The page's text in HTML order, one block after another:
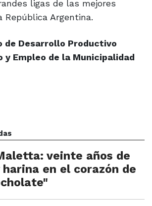
ligas de las mejores
República Argentina.
de Desarrollo Productivo
y Empleo de la Municipalidad
veinte años de
en el corazón de